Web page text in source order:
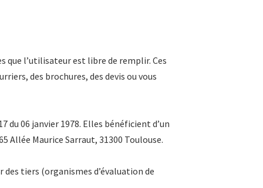
l’utilisateur est libre de remplir. Ces
des brochures, des devis ou vous
06 janvier 1978. Elles bénéficient d’un
Allée Maurice Sarraut, 31300 Toulouse.
tiers (organismes d’évaluation de